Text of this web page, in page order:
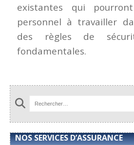
existantes qui
personnel à travailler
des règles de
fondamentales.
NOS SERVICES D’ASSURANCE